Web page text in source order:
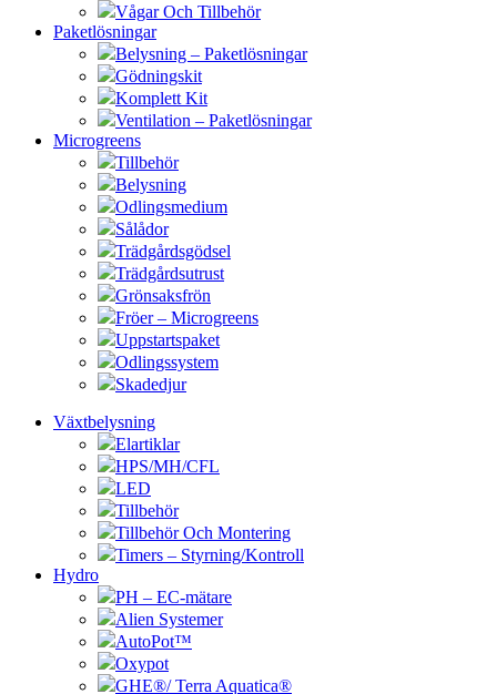
Vågar Och Tillbehör
Paketlösningar
Belysning – Paketlösningar
Gödningskit
Komplett Kit
Ventilation – Paketlösningar
Microgreens
Tillbehör
Belysning
Odlingsmedium
Sålådor
Trädgårdsgödsel
Trädgårdsutrust
Grönsaksfrön
Fröer – Microgreens
Uppstartspaket
Odlingssystem
Skadedjur
Växtbelysning
Elartiklar
HPS/MH/CFL
LED
Tillbehör
Tillbehör Och Montering
Timers – Styrning/Kontroll
Hydro
PH – EC-mätare
Alien Systemer
AutoPot™
Oxypot
GHE®/ Terra Aquatica®